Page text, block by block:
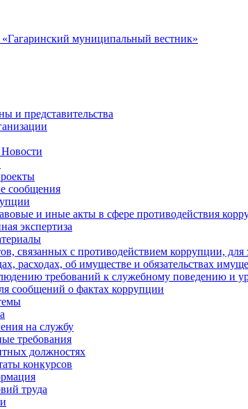
муниципальный вестник»
и представительства
сообщения
и иные акты в сфере противодействия
экспертиза
связанных с противодействием коррупции, для
расходах, об имуществе и обязательствах
требований к служебному поведению и
сообщений о фактах коррупции
на службу
требования
должностях
конкурсов
труда